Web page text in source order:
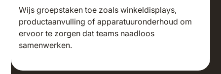
Wijs groepstaken toe zoals winkeldisplays,
productaanvulling of apparatuuronderhoud om
ervoor te zorgen dat teams naadloos
samenwerken.